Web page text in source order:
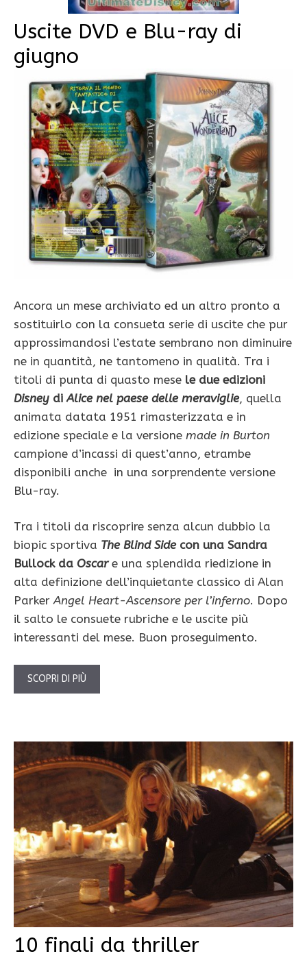
Uscite DVD e Blu-ray di
giugno
Ancora un mese archiviato ed un altro pronto a
sostituirlo con la consueta serie di uscite che pur
approssimandosi l’estate sembrano non diminuire
ne in quantità, ne tantomeno in qualità. Tra i
titoli di punta di quasto mese le due edizioni
Disney diAlice nel paese delle meraviglie, quella
animata datata 1951 rimasterizzata e in
edizione speciale e la versione made in Burton
campione d’incassi di quest’anno, etrambe
disponibili anche in una sorprendente versione
Blu-ray.
Tra i titoli da riscoprire senza alcun dubbio la
biopic sportiva The Blind Side con una Sandra
Bullock da Oscar e una splendida riedizione in
alta definizione dell’inquietante classico di Alan
Parker Angel Heart-Ascensore per l’inferno. Dopo
il salto le consuete rubriche e le uscite più
interessanti del mese. Buon proseguimento.
SCOPRI DI PIÙ
10 finali da thriller